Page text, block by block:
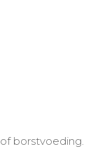
borstvoeding.